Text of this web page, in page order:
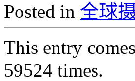
Posted in 全球
This entry
59524 times.